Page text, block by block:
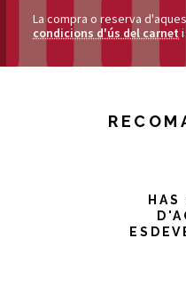
La compra o reserva
condicions d'ús del carnet i
HAS